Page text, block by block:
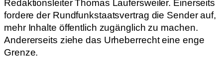
Redaktionsleiter Thomas Laufersweiler. Einerseits
fordere der Rundfunkstaatsvertrag die Sender auf,
mehr Inhalte öffentlich zugänglich zu machen.
Andererseits ziehe das Urheberrecht eine enge
Grenze.